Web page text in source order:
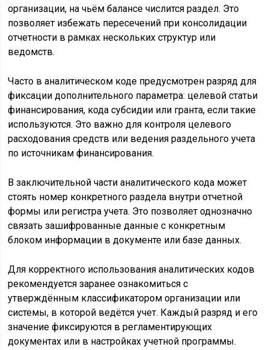
организации, на чьём балансе числится раздел. Это
позволяет избежать пересечений при консолидации
отчетности в рамках нескольких структур или
ведомств.
Часто в аналитическом коде предусмотрен разряд для
фиксации дополнительного параметра: целевой статьи
финансирования, кода субсидии или гранта, если такие
используются. Это важно для контроля целевого
расходования средств или ведения раздельного учета
по источникам финансирования.
В заключительной части аналитического кода может
стоять номер конкретного раздела внутри отчетной
формы или регистра учета. Это позволяет однозначно
связать зашифрованные данные с конкретным
блоком информации в документе или базе данных.
Для корректного использования аналитических кодов
рекомендуется заранее ознакомиться с
утверждённым классификатором организации или
системы, в которой ведётся учет. Каждый разряд и его
значение фиксируются в регламентирующих
документах или в настройках учетной программы.